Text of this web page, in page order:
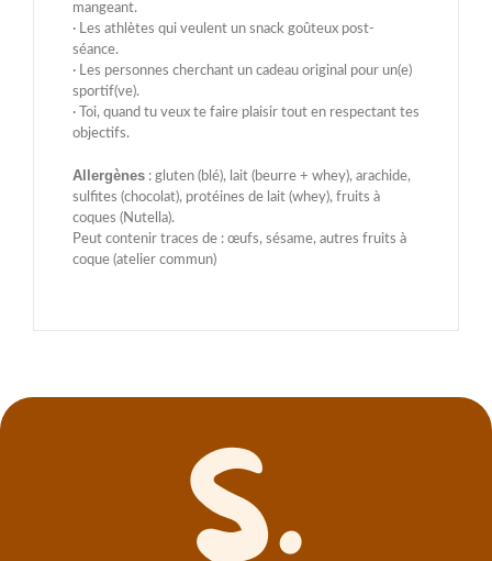
mangeant.
· Les athlètes qui veulent un snack goûteux post-
séance.
· Les personnes cherchant un cadeau original pour un(e)
sportif(ve).
· Toi, quand tu veux te faire plaisir tout en respectant tes
objectifs.
Allergènes : gluten (blé), lait (beurre + whey), arachide,
sulfites (chocolat), protéines de lait (whey), fruits à
coques (Nutella).
Peut contenir traces de : œufs, sésame, autres fruits à
coque (atelier commun)